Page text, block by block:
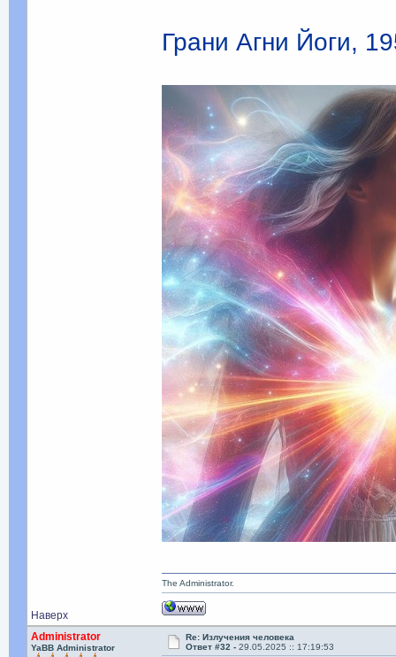
Грани Агни Йоги,
Наверх
The Administrator.
Administrator
YaBB Administrator
Re: Излучения человека
Ответ #32 -29.05.2025 :: 17:19:53